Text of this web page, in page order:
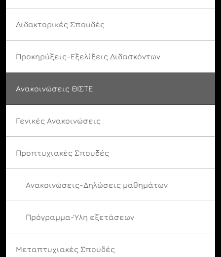
Διδακτορικές Σπουδές
Προκηρύξεις-Εξελίξεις Διδασκόντων
Ανακοινώσεις ΘΙΣΤΕ
Γενικές Ανακοινώσεις
Προπτυχιακές Σπουδές
Ανακοινώσεις-Δηλώσεις μαθημάτων
Πρόγραμμα-Ύλη εξετάσεων
Μεταπτυχιακές Σπουδές